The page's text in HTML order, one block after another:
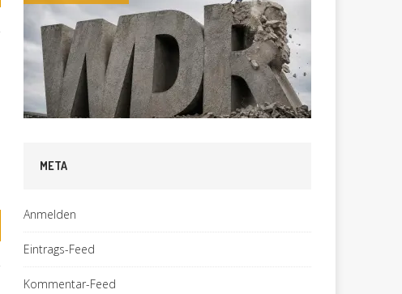
META
Anmelden
Eintrags-Feed
Kommentar-Feed